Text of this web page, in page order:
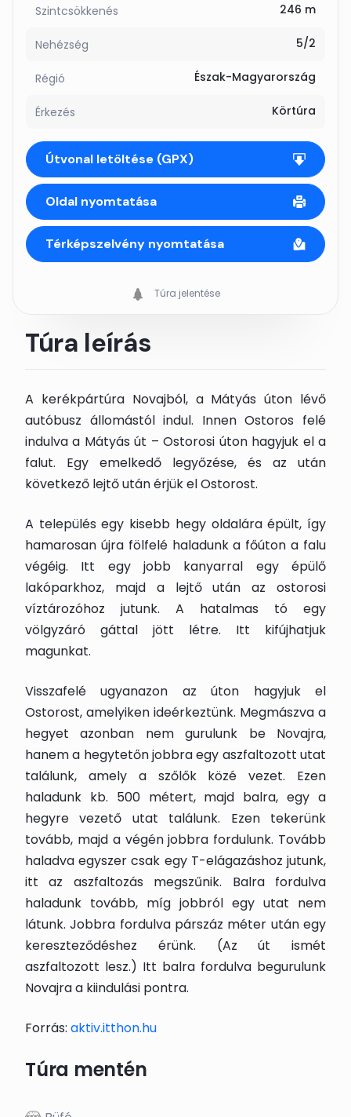
Szintcsökkenés 246 m
Nehézség 5/2
Régió Észak-Magyarország
Érkezés Körtúra
Útvonal letöltése (GPX)
Oldal nyomtatása
Térképszelvény nyomtatása
Túra jelentése
Túra leírás
A kerékpártúra Novajból, a Mátyás úton lévő
autóbusz állomástól indul. Innen Ostoros felé
indulva a Mátyás út – Ostorosi úton hagyjuk el a
falut. Egy emelkedő legyőzése, és az után
következő lejtő után érjük el Ostorost.
A település egy kisebb hegy oldalára épült, így
hamarosan újra fölfelé haladunk a főúton a falu
végéig. Itt egy jobb kanyarral egy épülő
lakóparkhoz, majd a lejtő után az ostorosi
víztározóhoz jutunk. A hatalmas tó egy
völgyzáró gáttal jött létre. Itt kifújhatjuk
magunkat.
Visszafelé ugyanazon az úton hagyjuk el
Ostorost, amelyiken ideérkeztünk. Megmászva a
hegyet azonban nem gurulunk be Novajra,
hanem a hegytetőn jobbra egy aszfaltozott utat
találunk, amely a szőlők közé vezet. Ezen
haladunk kb. 500 métert, majd balra, egy a
hegyre vezető utat találunk. Ezen tekerünk
tovább, majd a végén jobbra fordulunk. Tovább
haladva egyszer csak egy T-elágazáshoz jutunk,
itt az aszfaltozás megszűnik. Balra fordulva
haladunk tovább, míg jobbról egy utat nem
látunk. Jobbra fordulva párszáz méter után egy
kereszteződéshez érünk. (Az út ismét
aszfaltozott lesz.) Itt balra fordulva begurulunk
Novajra a kiindulási pontra.
Forrás: aktiv.itthon.hu
Túra mentén